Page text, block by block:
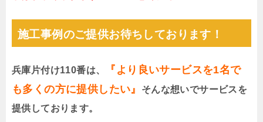
施工事例のご提供お待ちしております！
兵庫片付け110番は、
『より良いサービスを1名で
も多くの方に提供したい』
そんな想いでサービスを
提供しております。